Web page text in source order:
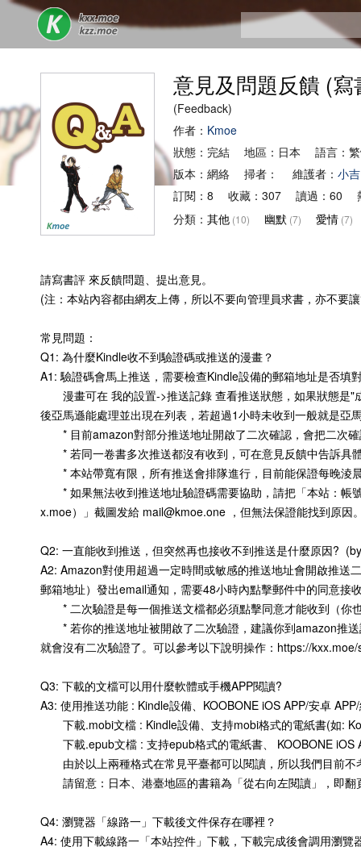
意見及問題反饋 (寫
(Feedback)
作者： Kmoe
狀態：完結 地區：日本 語言：
版本：網絡 掃者： 維護者： 小吉
訂閱：8 收藏：307 讀過：60
分類： 其他 (10) 幽默 (7) 愛情 (7)
請寫書評 來反饋問題、提出意見。
(注：本站內容都由網友上傳，所以不要向管理員求書，亦不要
常見問題：
Q1: 為什麼Kindle收不到驗證碼或推送的漫畫？
A1: 驗證碼會馬上推送，需要檢查Kindle設備的郵箱地址是否
漫畫可在 我的設置->推送記錄 查看推送狀態，如果狀態是"
後亞馬遜能處理並出現在列表，若超過1小時未收到一般就是
* 目前amazon對部分推送地址開啟了二次確認，會把二次
* 若同一卷書多次推送都沒有收到，可在意見反饋中告訴具
* 本站帶寬有限，所有推送會排隊進行，目前能保證每晚淩
* 如果無法收到推送地址驗證碼需要協助，請把「本站：帳
x.moe）」截圖发給 mail@kmoe.one ，但無法保證能找到原
Q2: 一直能收到推送，但突然再也接收不到推送是什麼原因?
A2: Amazon對使用超過一定時間或敏感的推送地址會開啟推送
郵箱地址）發出email通知，需要48小時內點擊郵件中的同意接
* 二次驗證是每一個推送文檔都必須點擊同意才能收到（你
* 若你的推送地址被開啟了二次驗證，建議你到amazon推送
就會沒有二次驗證了。可以參考以下說明操作：https://
Q3: 下載的文檔可以用什麼軟體或手機APP閱讀?
A3: 使用推送功能 : Kindle設備、KOOBONE iOS APP/安卓
下載.mobi文檔 : Kindle設備、支持mobi格式的電紙書(如:
下載.epub文檔 : 支持epub格式的電紙書、 KOOBONE iOS
由於以上兩種格式在常見平臺都可以閱讀，所以我們目前不
請留意：日本、港臺地區的書籍為「從右向左閱讀」，即翻
Q4: 瀏覽器「線路一」下載後文件保存在哪裡？
A4: 使用下載線路一「本站控件」下載，下載完成後會調用瀏